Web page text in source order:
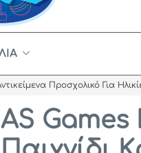
Προσχολικό Για
AS Games